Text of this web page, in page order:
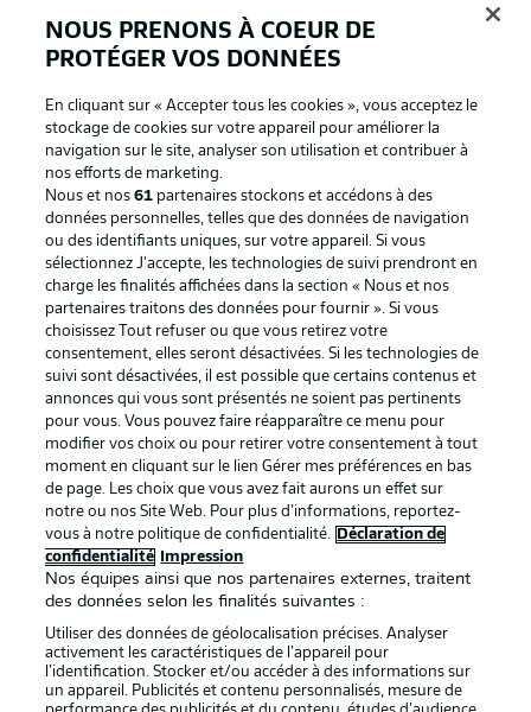
La publicité Conditions d’utilisation des
Mentions Légales Gérer mes préférences
Déclaration de
confidentialité
Diffuseurs
Travaux Contact
Impression Joueurs
NOUS PRENONS À COEUR DE
PROTÉGER VOS DONNÉES
En cliquant sur « Accepter tous les cookies », vous acceptez le
stockage de cookies sur votre appareil pour améliorer la
navigation sur le site, analyser son utilisation et contribuer à
nos efforts de marketing.
Nous et nos61 partenaires stockons et accédons à des
données personnelles, telles que des données de navigation
ou des identifiants uniques, sur votre appareil. Si vous
sélectionnez J'accepte, les technologies de suivi prendront en
charge les finalités affichées dans la section « Nous et nos
partenaires traitons des données pour fournir ». Si vous
choisissez Tout refuser ou que vous retirez votre
consentement, elles seront désactivées. Si les technologies de
suivi sont désactivées, il est possible que certains contenus et
annonces qui vous sont présentés ne soient pas pertinents
pour vous. Vous pouvez faire réapparaître ce menu pour
modifier vos choix ou pour retirer votre consentement à tout
moment en cliquant sur le lien Gérer mes préférences en bas
de page. Les choix que vous avez fait aurons un effet sur
notre ou nos Site Web. Pour plus d’informations, reportez-
vous à notre politique de confidentialité.
Déclaration de
confidentialité
Impression
Nos équipes ainsi que nos partenaires externes, traitent
des données selon les finalités suivantes :
Utiliser des données de géolocalisation précises. Analyser
activement les caractéristiques de l’appareil pour
l’identification. Stocker et/ou accéder à des informations sur
un appareil. Publicités et contenu personnalisés, mesure de